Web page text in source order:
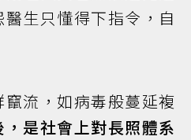
生只懂得下指令，自
流，如病毒般蔓延複
是社會上對長照體系